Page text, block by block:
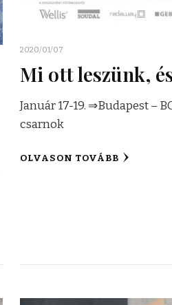
2020/01/07
Mi ott leszünk,
Január 17-19. ⇒Budapest –
csarnok
OLVASON TOVÁBB